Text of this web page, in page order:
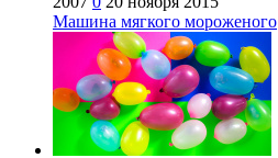
Машина мягкого мороженого